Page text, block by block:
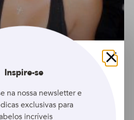
Fechar
Inspire-se
na nossa newsletter e
exclusivas para
incríveis